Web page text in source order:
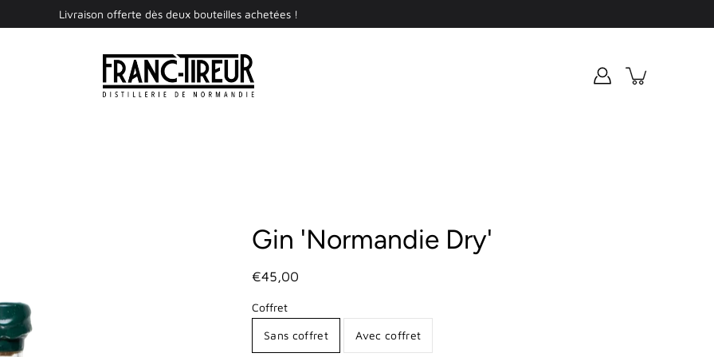
Livraison offerte dès deux bouteilles achetées !
Gin 'Normandie Dry'
€45,00
Coffret
Sans coffret Avec coffret